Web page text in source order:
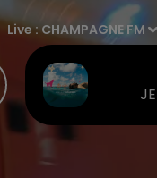
Live :CHAMPAGNE FM